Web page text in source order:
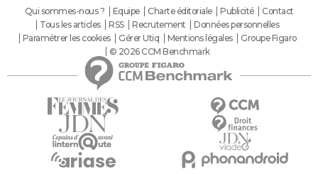
Qui sommes-nous ? Equipe Charte éditoriale Publicité
Contact
Tous les articles
RSS Recrutement
Données personnelles
Paramétrer les cookies
Gérer Utiq Mentions légales
Groupe Figaro
© 2026 CCM Benchmark